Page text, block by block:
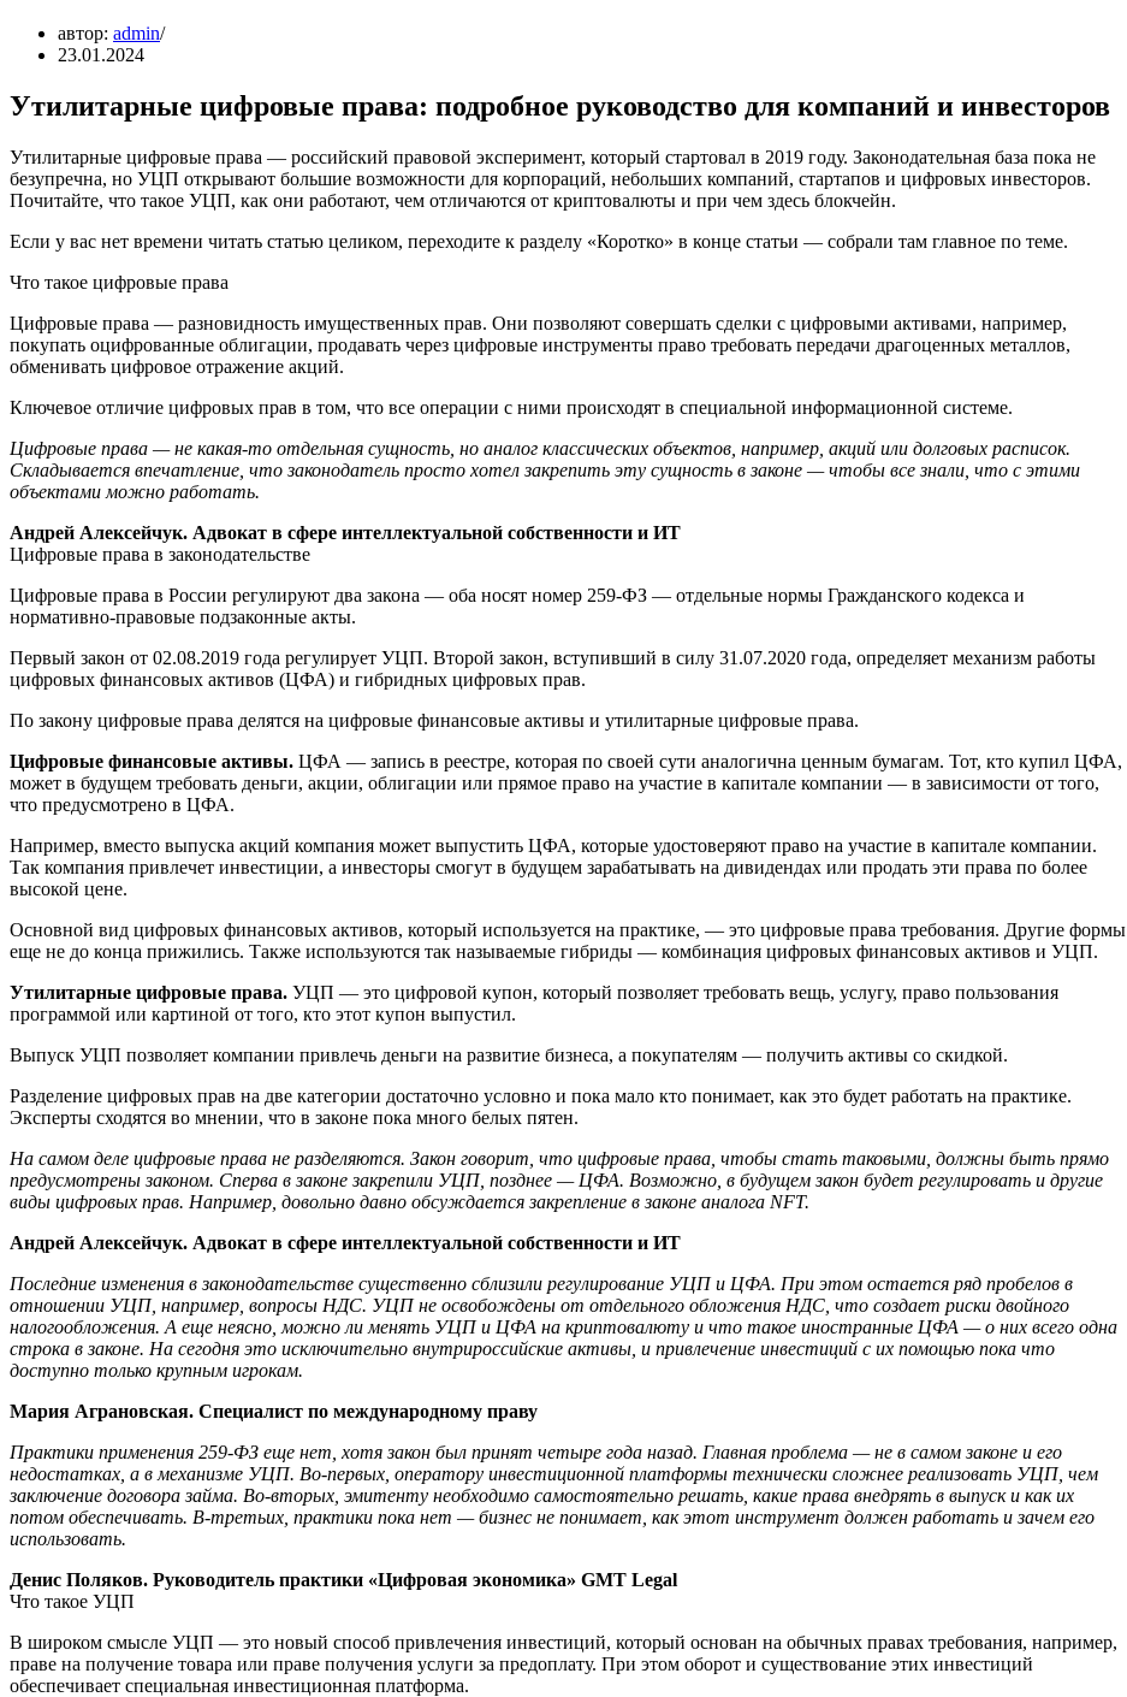
автор: admin
23.01.2024
Утилитарные цифровые права: подробное руководство для компаний и инвесторов
Утилитарные цифровые права — российский правовой эксперимент, который стартовал в 2019 году. Законодательная база пока не
безупречна, но УЦП открывают большие возможности для корпораций, небольших компаний, стартапов и цифровых инвесторов.
Почитайте, что такое УЦП, как они работают, чем отличаются от криптовалюты и при чем здесь блокчейн.
Если у вас нет времени читать статью целиком, переходите к разделу «Коротко» в конце статьи — собрали там главное по теме.
Что такое цифровые права
Цифровые права — разновидность имущественных прав. Они позволяют совершать сделки с цифровыми активами, например,
покупать оцифрованные облигации, продавать через цифровые инструменты право требовать передачи драгоценных металлов,
обменивать цифровое отражение акций.
Ключевое отличие цифровых прав в том, что все операции с ними происходят в специальной информационной системе.
Цифровые права — не какая-то отдельная сущность, но аналог классических объектов, например, акций или долговых расписок.
Складывается впечатление, что законодатель просто хотел закрепить эту сущность в законе — чтобы все знали, что с этими
объектами можно работать.
Андрей Алексейчук. Адвокат в сфере интеллектуальной собственности и ИТ
Цифровые права в законодательстве
Цифровые права в России регулируют два закона — оба носят номер 259-ФЗ — отдельные нормы Гражданского кодекса и
нормативно-правовые подзаконные акты.
Первый закон от 02.08.2019 года регулирует УЦП. Второй закон, вступивший в силу 31.07.2020 года, определяет механизм работы
цифровых финансовых активов (ЦФА) и гибридных цифровых прав.
По закону цифровые права делятся на цифровые финансовые активы и утилитарные цифровые права.
Цифровые финансовые активы. ЦФА — запись в реестре, которая по своей сути аналогична ценным бумагам. Тот, кто купил ЦФА,
может в будущем требовать деньги, акции, облигации или прямое право на участие в капитале компании — в зависимости от того,
что предусмотрено в ЦФА.
Например, вместо выпуска акций компания может выпустить ЦФА, которые удостоверяют право на участие в капитале компании.
Так компания привлечет инвестиции, а инвесторы смогут в будущем зарабатывать на дивидендах или продать эти права по более
высокой цене.
Основной вид цифровых финансовых активов, который используется на практике, — это цифровые права требования. Другие формы
еще не до конца прижились. Также используются так называемые гибриды — комбинация цифровых финансовых активов и УЦП.
Утилитарные цифровые права. УЦП — это цифровой купон, который позволяет требовать вещь, услугу, право пользования
программой или картиной от того, кто этот купон выпустил.
Выпуск УЦП позволяет компании привлечь деньги на развитие бизнеса, а покупателям — получить активы со скидкой.
Разделение цифровых прав на две категории достаточно условно и пока мало кто понимает, как это будет работать на практике.
Эксперты сходятся во мнении, что в законе пока много белых пятен.
На самом деле цифровые права не разделяются. Закон говорит, что цифровые права, чтобы стать таковыми, должны быть прямо
предусмотрены законом. Сперва в законе закрепили УЦП, позднее — ЦФА. Возможно, в будущем закон будет регулировать и другие
виды цифровых прав. Например, довольно давно обсуждается закрепление в законе аналога NFT.
Андрей Алексейчук. Адвокат в сфере интеллектуальной собственности и ИТ
Последние изменения в законодательстве существенно сблизили регулирование УЦП и ЦФА. При этом остается ряд пробелов в
отношении УЦП, например, вопросы НДС. УЦП не освобождены от отдельного обложения НДС, что создает риски двойного
налогообложения. А еще неясно, можно ли менять УЦП и ЦФА на криптовалюту и что такое иностранные ЦФА — о них всего одна
строка в законе. На сегодня это исключительно внутрироссийские активы, и привлечение инвестиций с их помощью пока что
доступно только крупным игрокам.
Мария Аграновская. Специалист по международному праву
Практики применения 259-ФЗ еще нет, хотя закон был принят четыре года назад. Главная проблема — не в самом законе и его
недостатках, а в механизме УЦП. Во-первых, оператору инвестиционной платформы технически сложнее реализовать УЦП, чем
заключение договора займа. Во-вторых, эмитенту необходимо самостоятельно решать, какие права внедрять в выпуск и как их
потом обеспечивать. В-третьих, практики пока нет — бизнес не понимает, как этот инструмент должен работать и зачем его
использовать.
Денис Поляков. Руководитель практики «Цифровая экономика» GMT Legal
Что такое УЦП
В широком смысле УЦП — это новый способ привлечения инвестиций, который основан на обычных правах требования, например,
праве на получение товара или праве получения услуги за предоплату. При этом оборот и существование этих инвестиций
обеспечивает специальная инвестиционная платформа.